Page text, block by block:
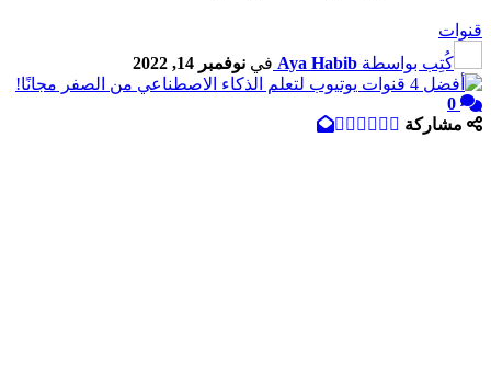
قنوات
كُتِب بواسطة Aya Habib في نوفمبر 14, 2022
0
مشاركة